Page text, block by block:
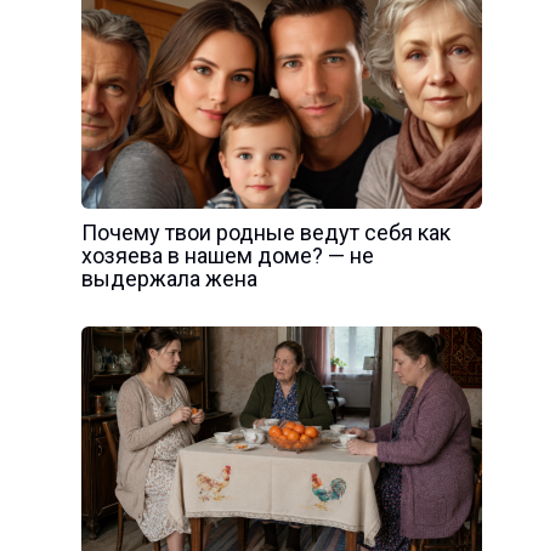
Почему твои родные ведут себя как
хозяева в нашем доме? — не
выдержала жена